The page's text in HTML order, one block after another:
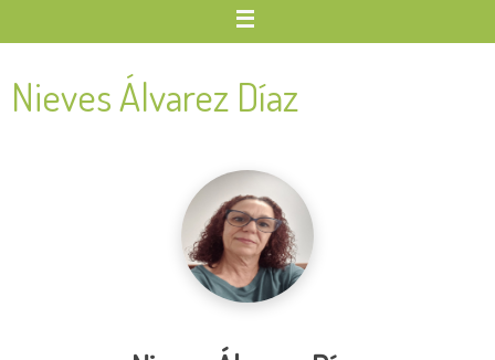
Nieves Álvarez Díaz